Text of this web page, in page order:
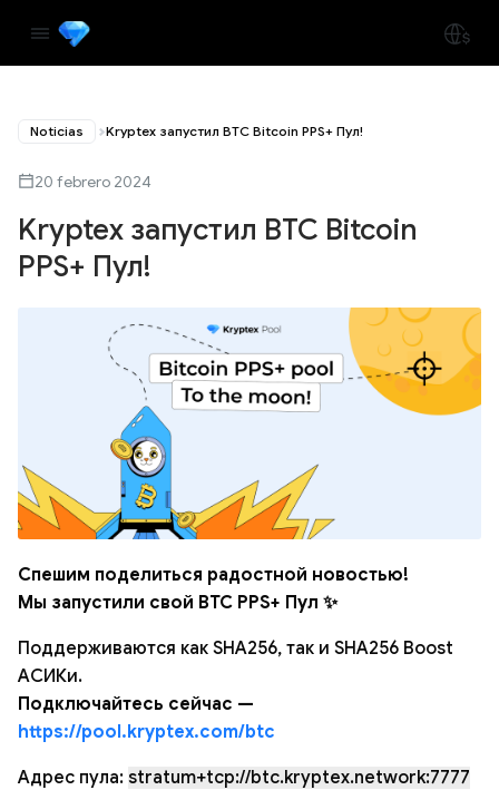
Noticias Kryptex запустил BTC Bitcoin PPS+ Пул!
20 febrero 2024
Kryptex запустил BTC Bitcoin
PPS+ Пул!
Спешим поделиться радостной новостью!
Мы запустили свой BTC PPS+ Пул ✨
Поддерживаются как SHA256, так и SHA256 Boost
АСИКи.
Подключайтесь сейчас —
https://pool.kryptex.com/btc
Адрес пула: stratum+tcp://btc.kryptex.network:7777